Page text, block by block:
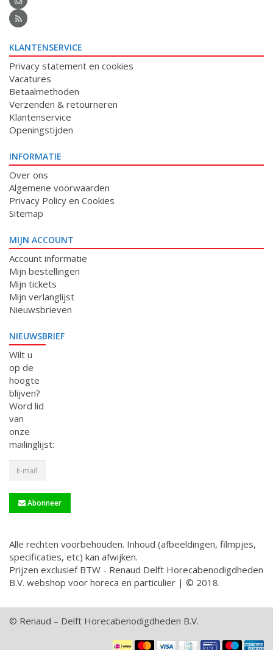
KLANTENSERVICE
Privacy statement en cookies
Vacatures
Betaalmethoden
Verzenden & retourneren
Klantenservice
Openingstijden
INFORMATIE
Over ons
Algemene voorwaarden
Privacy Policy en Cookies
Sitemap
MIJN ACCOUNT
Account informatie
Mijn bestellingen
Mijn tickets
Mijn verlanglijst
Nieuwsbrieven
NIEUWSBRIEF
Wilt u
op de
hoogte
blijven?
Word lid
van
onze
mailinglijst:
Abonneer
Alle rechten voorbehouden. Inhoud (afbeeldingen, filmpjes,
specificaties, etc) kan afwijken.
Prijzen exclusief BTW - Renaud Delft Horecabenodigdheden
B.V. webshop voor horeca en particulier | © 2018.
© Renaud – Delft Horecabenodigdheden B.V.